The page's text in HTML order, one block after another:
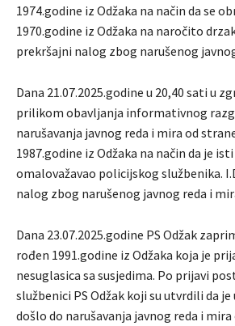
1974.godine iz Odžaka na način da se
1970.godine iz Odžaka na naročito
prekršajni nalog zbog narušenog
Dana 21.07.2025.godine u 20,40 sati u
prilikom obavljanja informativnog
narušavanja javnog reda i mira od
1987.godine iz Odžaka na način da je
omalovažavao policijskog službenika.
nalog zbog narušenog javnog reda i
Dana 23.07.2025.godine PS Odžak
rođen 1991.godine iz Odžaka koja je
nesuglasica sa susjedima. Po prijavi
službenici PS Odžak koji su utvrdili da
došlo do narušavanja javnog reda i mira